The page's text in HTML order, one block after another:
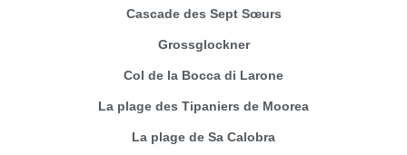
Cascade des Sept Sœurs
Grossglockner
Col de la Bocca di Larone
La plage des Tipaniers de Moorea
La plage de Sa Calobra